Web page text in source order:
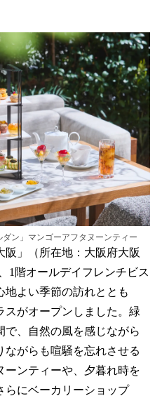
ン」マンゴーアフタヌーンティー
阪」（所在地：大阪府大阪
1階オールデイフレンチビス
地よい季節の訪れととも
スがオープンしました。緑
で、自然の風を感じながら
がらも喧騒を忘れさせる
ーンティーや、夕暮れ時を
らにベーカリーショップ